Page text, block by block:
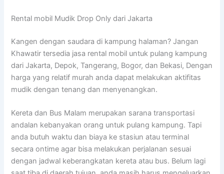
Rental mobil Mudik Drop Only dari Jakarta
Kangen dengan saudara di kampung halaman? Jangan
Khawatir tersedia jasa rental mobil untuk pulang kampung
dari Jakarta, Depok, Tangerang, Bogor, dan Bekasi, Dengan
harga yang relatif murah anda dapat melakukan aktifitas
mudik dengan tenang dan menyenangkan.
Kereta dan Bus Malam merupakan sarana transportasi
andalan kebanyakan orang untuk pulang kampung. Tapi
anda butuh waktu dan biaya ke stasiun atau terminal
secara ontime agar bisa melakukan perjalanan sesuai
dengan jadwal keberangkatan kereta atau bus. Belum lagi